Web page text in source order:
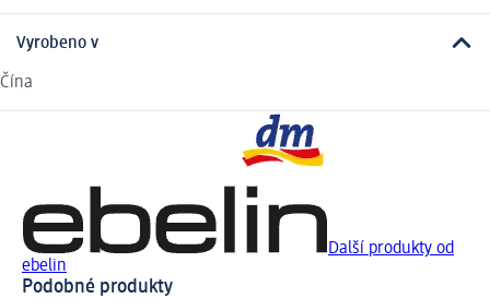
Vyrobeno v
Čína
Další produkty od
ebelin
Podobné produkty